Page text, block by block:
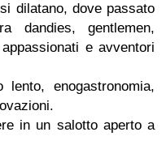
dilatano, dove passato
dandies, gentlemen,
e avventori
enogastronomia,
in un salotto aperto a